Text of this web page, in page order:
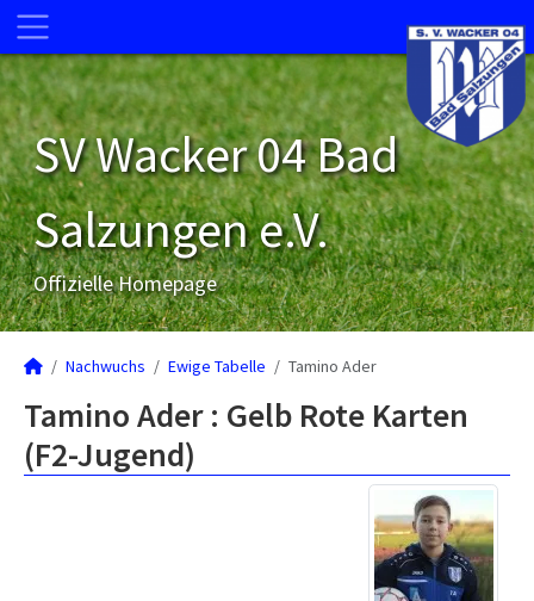
SV Wacker 04 Bad
Salzungen e.V.
Offizielle Homepage
Nachwuchs Ewige Tabelle Tamino Ader
Tamino Ader : Gelb Rote Karten
(F2-Jugend)